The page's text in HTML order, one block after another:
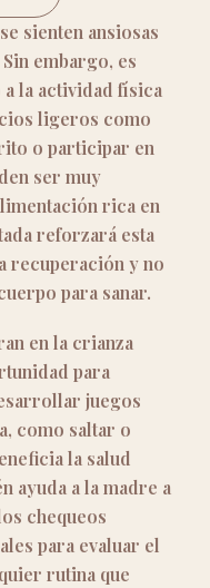
sienten ansiosas
embargo, es
la actividad física
ligeros como
o participar en
ser muy
rica en
reforzará esta
recuperación y no
para sanar.
en la crianza
para
juegos
como saltar o
la salud
ayuda a la madre a
chequeos
para evaluar el
rutina que